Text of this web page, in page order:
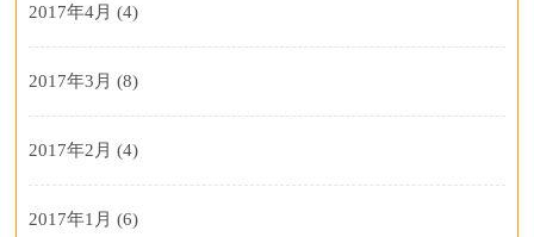
2017年4月 (4)
2017年3月 (8)
2017年2月 (4)
2017年1月 (6)